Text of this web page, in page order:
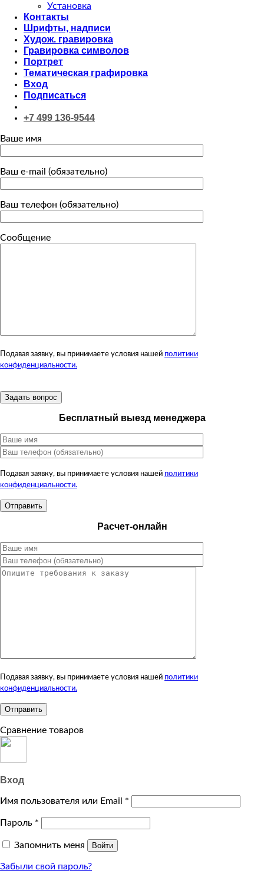
Установка
Контакты
Шрифты, надписи
Худож. гравировка
Гравировка символов
Портрет
Тематическая графировка
Вход
Подписаться
+7 499 136-9544
Ваше имя
Ваш e-mail (обязательно)
Ваш телефон (обязательно)
Сообщение
Подавая заявку, вы принимаете условия нашей политики
конфиденциальности.
Бесплатный выезд менеджера
Подавая заявку, вы принимаете условия нашей политики
конфиденциальности.
Расчет-онлайн
Подавая заявку, вы принимаете условия нашей политики
конфиденциальности.
Сравнение товаров
Вход
Имя пользователя или Email *
Пароль *
Запомнить меня Войти
Забыли свой пароль?